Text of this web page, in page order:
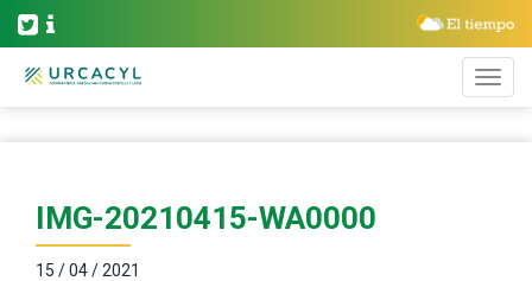
IMG-20210415-WA0000
15 / 04 / 2021